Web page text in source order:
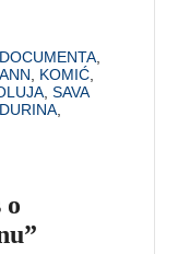
DOCUMENTA
KOMIĆ
,SAVA
o